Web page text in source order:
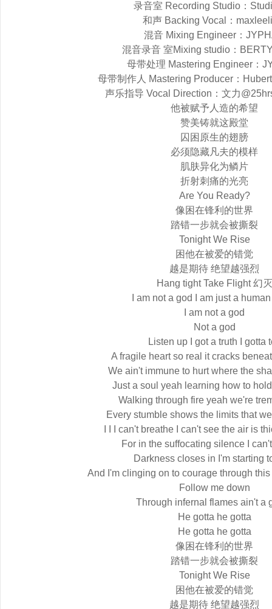
录音室 Recording Studio：
和声 Backing Vocal：
混音 Mixing Engineer：
混音录音 室Mixing studio：
母带处理 Mastering Engineer：
母带制作人 Mastering Producer：
声乐指导 Vocal Direction：文力
他被赋予人造的希望
赞美铸就这殿堂
囚困原生的翅膀
必须隐藏凡夫的模样
肌肤异化为鳞片
折射刺痛的光亮
Are You Ready?
像困在锋利的世界
踏错一步就会被撕裂
Tonight We Rise
困他在被爱的错觉
越是期待 绝望越强烈
Hang tight Take Flight 幻灭
I am not a god I am just a
I am not a god
Not a god
Listen up I got a truth I gotta
A fragile heart so real it cracks
We ain't immune to hurt where the
Just a soul yeah learning how to
Walking through fire yeah we're
Every stumble shows the limits that
I I I can't breathe I can't see the air is
For in the suffocating silence I
Darkness closes in I'm starting
And I'm clinging on to courage through
Follow me down
Through infernal flames ain't a
He gotta he gotta
He gotta he gotta
像困在锋利的世界
踏错一步就会被撕裂
Tonight We Rise
困他在被爱的错觉
越是期待 绝望越强烈